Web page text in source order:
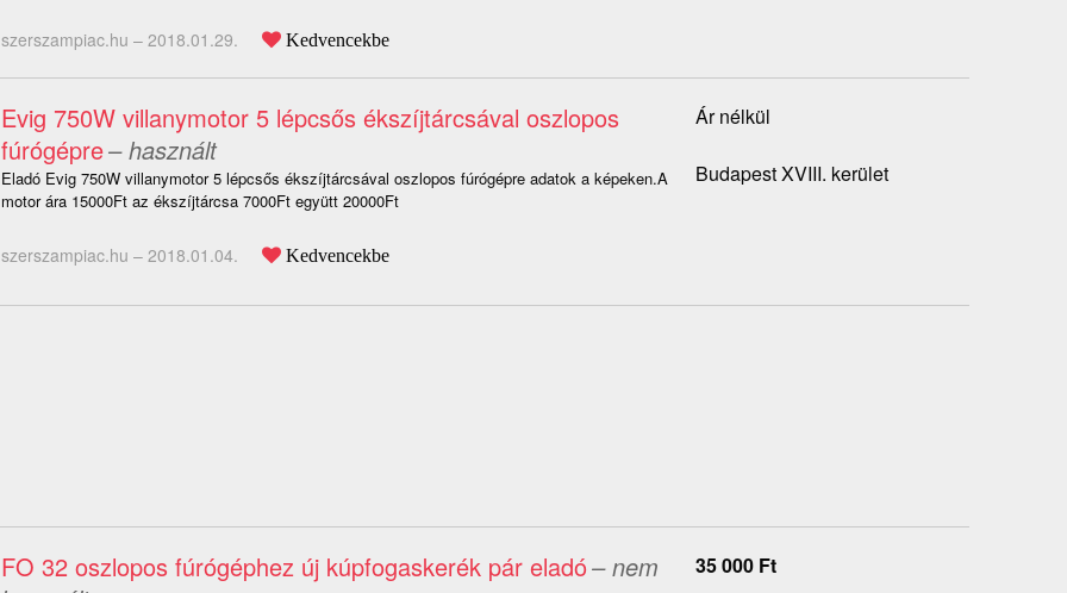
szerszampiac.hu – 2018.01.29. Kedvencekbe
Evig 750W villanymotor 5 lépcsős ékszíjtárcsával oszlopos
fúrógépre– használt
Eladó Evig 750W villanymotor 5 lépcsős ékszíjtárcsával oszlopos fúrógépre adatok a képeken.A
motor ára 15000Ft az ékszíjtárcsa 7000Ft együtt 20000Ft
szerszampiac.hu – 2018.01.04. Kedvencekbe
Ár nélkül
Budapest XVIII. kerület
FO 32 oszlopos fúrógéphez új kúpfogaskerék pár eladó– nem
35 000 Ft